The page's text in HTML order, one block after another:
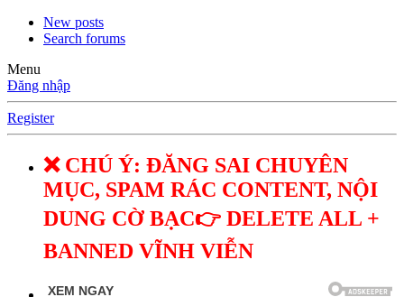
New posts
Search forums
Menu
Đăng nhập
Register
❌ CHÚ Ý: ĐĂNG SAI CHUYÊN
MỤC, SPAM RÁC CONTENT, NỘI
DUNG CỜ BẠC👉 DELETE ALL +
BANNED VĨNH VIỄN